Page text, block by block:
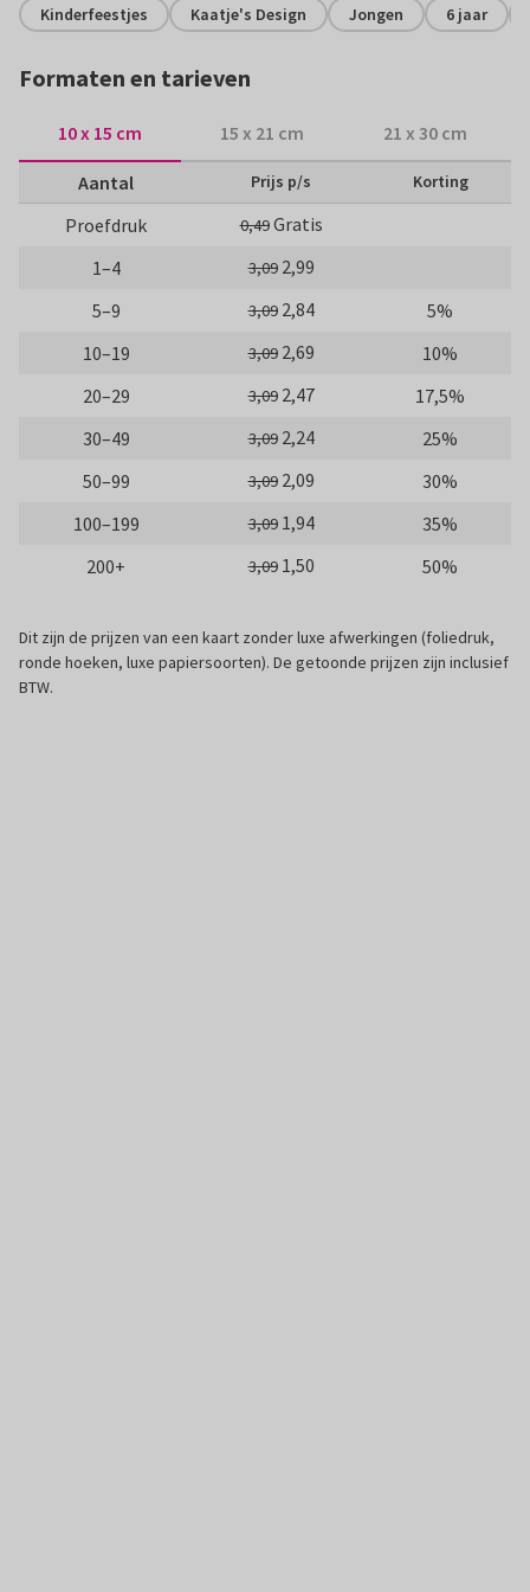
Kinderfeestjes Kaatje's Design Jongen 6 jaar
Formaten en tarieven
10 x 15 cm 15 x 21 cm 21 x 30 cm
Aantal Prijs p/s Korting
Proefdruk 0,49Gratis
1–4
3,09 2,99
5–9
3,09 2,84
5%
10–19
3,09 2,69
10%
20–29
3,09 2,47
17,5%
30–49
3,09 2,24
25%
50–99
3,09 2,09
30%
100–199
3,09 1,94
35%
200+
3,09 1,50 50%
Dit zijn de prijzen van een kaart zonder luxe afwerkingen (foliedruk,
ronde hoeken, luxe papiersoorten). De getoonde prijzen zijn inclusief
BTW.